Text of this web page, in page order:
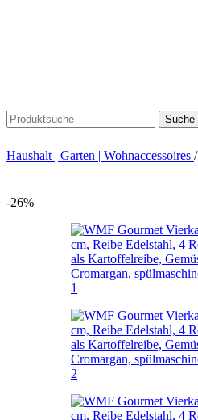
Suche
Haushalt | Garten | Wohnaccessoires /
-26%